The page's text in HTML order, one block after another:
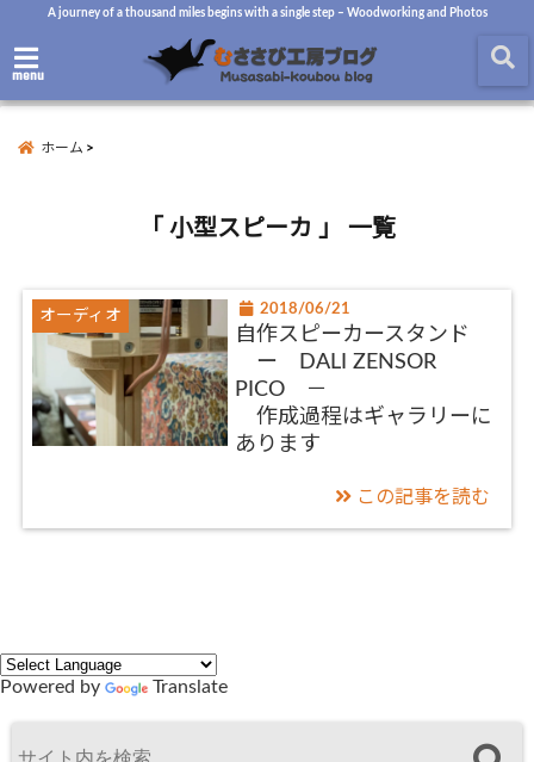
A journey of a thousand miles begins with a single step – Woodworking and Photos
menu
ホーム
「 小型スピーカ 」 一覧
オーディオ 2018/06/21
自作スピーカースタンド
ー DALI ZENSOR
PICO －
作成過程はギャラリーに
あります
この記事を読む
Powered by Translate